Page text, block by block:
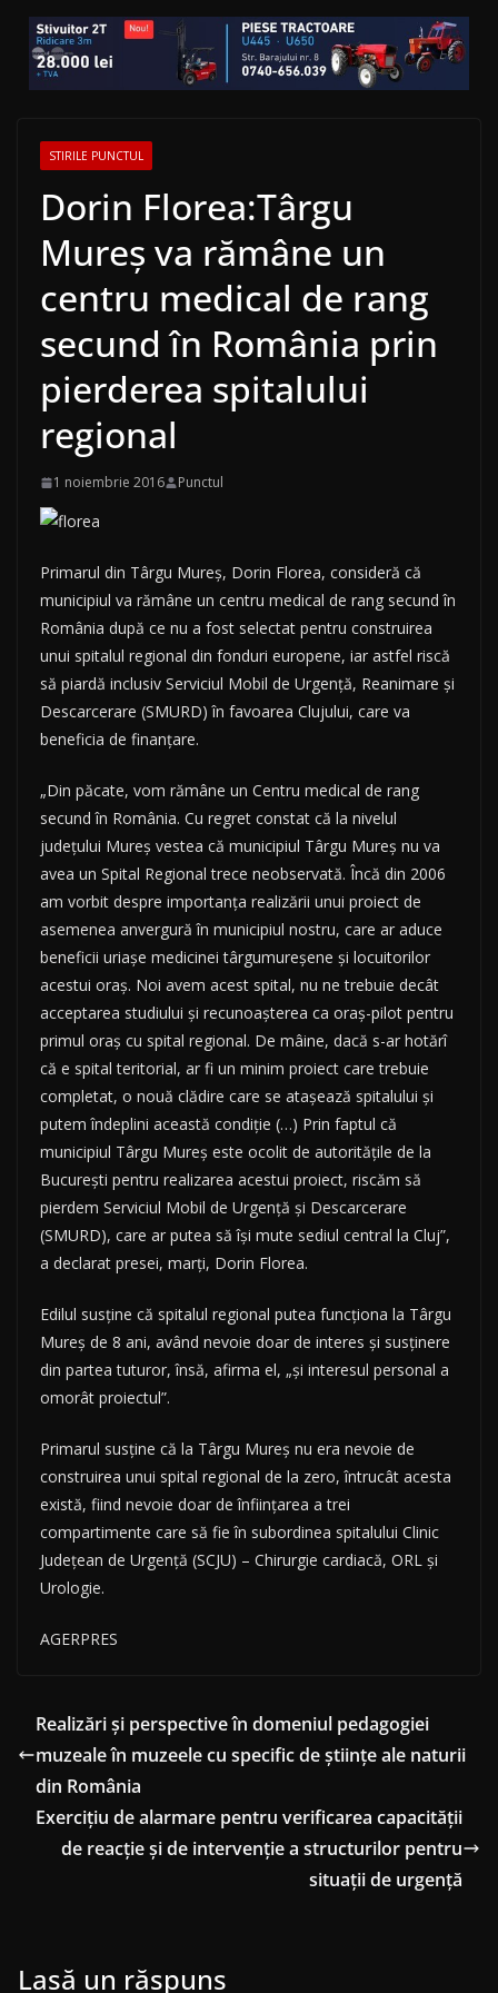
STIRILE PUNCTUL
Dorin Florea:Târgu
Mureş va rămâne un
centru medical de rang
secund în România prin
pierderea spitalului
regional
1 noiembrie 2016 Punctul
Primarul din Târgu Mureş, Dorin Florea, consideră că
municipiul va rămâne un centru medical de rang secund în
România după ce nu a fost selectat pentru construirea
unui spitalul regional din fonduri europene, iar astfel riscă
să piardă inclusiv Serviciul Mobil de Urgenţă, Reanimare şi
Descarcerare (SMURD) în favoarea Clujului, care va
beneficia de finanţare.
„Din păcate, vom rămâne un Centru medical de rang
secund în România. Cu regret constat că la nivelul
judeţului Mureş vestea că municipiul Târgu Mureş nu va
avea un Spital Regional trece neobservată. Încă din 2006
am vorbit despre importanţa realizării unui proiect de
asemenea anvergură în municipiul nostru, care ar aduce
beneficii uriaşe medicinei târgumureşene şi locuitorilor
acestui oraş. Noi avem acest spital, nu ne trebuie decât
acceptarea studiului şi recunoaşterea ca oraş-pilot pentru
primul oraş cu spital regional. De mâine, dacă s-ar hotărî
că e spital teritorial, ar fi un minim proiect care trebuie
completat, o nouă clădire care se ataşează spitalului şi
putem îndeplini această condiţie (…) Prin faptul că
municipiul Târgu Mureş este ocolit de autorităţile de la
Bucureşti pentru realizarea acestui proiect, riscăm să
pierdem Serviciul Mobil de Urgenţă şi Descarcerare
(SMURD), care ar putea să îşi mute sediul central la Cluj”,
a declarat presei, marţi, Dorin Florea.
Edilul susţine că spitalul regional putea funcţiona la Târgu
Mureş de 8 ani, având nevoie doar de interes şi susţinere
din partea tuturor, însă, afirma el, „şi interesul personal a
omorât proiectul”.
Primarul susţine că la Târgu Mureş nu era nevoie de
construirea unui spital regional de la zero, întrucât acesta
există, fiind nevoie doar de înfiinţarea a trei
compartimente care să fie în subordinea spitalului Clinic
Judeţean de Urgenţă (SCJU) – Chirurgie cardiacă, ORL şi
Urologie.
AGERPRES
Realizări şi perspective în domeniul pedagogiei
muzeale în muzeele cu specific de ştiinţe ale naturii
din România
Exerciţiu de alarmare pentru verificarea capacităţii
de reacţie şi de intervenţie a structurilor pentru
situaţii de urgenţă
Lasă un răspuns